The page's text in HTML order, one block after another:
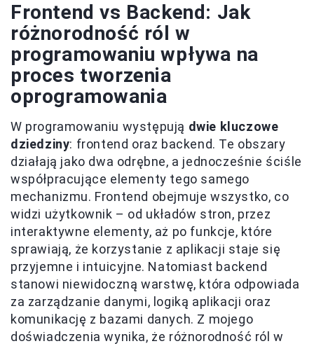
Frontend vs Backend: Jak
różnorodność ról w
programowaniu wpływa na
proces tworzenia
oprogramowania
W programowaniu występują dwie kluczowe
dziedziny: frontend oraz backend. Te obszary
działają jako dwa odrębne, a jednocześnie ściśle
współpracujące elementy tego samego
mechanizmu. Frontend obejmuje wszystko, co
widzi użytkownik – od układów stron, przez
interaktywne elementy, aż po funkcje, które
sprawiają, że korzystanie z aplikacji staje się
przyjemne i intuicyjne. Natomiast backend
stanowi niewidoczną warstwę, która odpowiada
za zarządzanie danymi, logiką aplikacji oraz
komunikację z bazami danych. Z mojego
doświadczenia wynika, że różnorodność ról w